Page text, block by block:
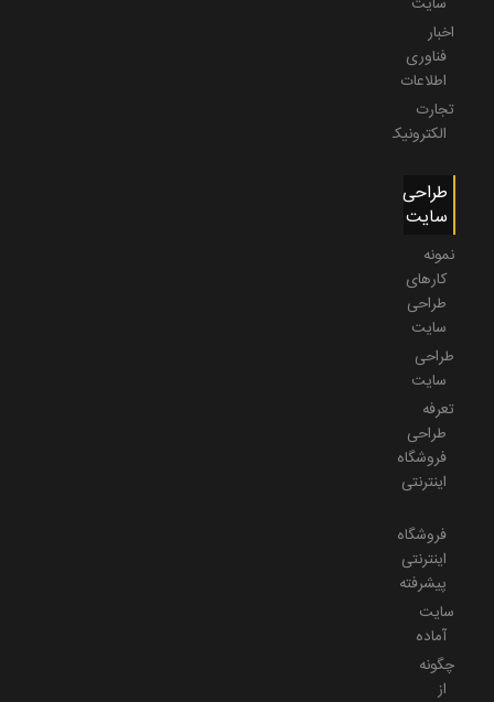
اخبار
فناوری
اطلاعات
تجارت
الکترونیک
طراحی
سایت
نمونه
کارهای
طراحی
سایت
طراحی
سایت
تعرفه
طراحی
فروشگاه
اینترنتی
فروشگاه
اینترنتی
پیشرفته
سایت
آماده
چگونه
از